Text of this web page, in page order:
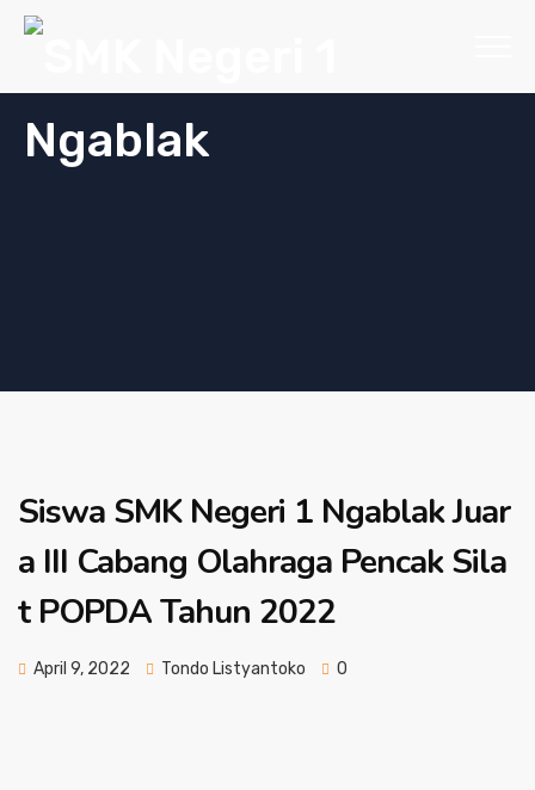
Siswa SMK Negeri 1 Ngablak Juar
a III Cabang Olahraga Pencak Sila
t POPDA Tahun 2022
April 9, 2022 Tondo Listyantoko 0